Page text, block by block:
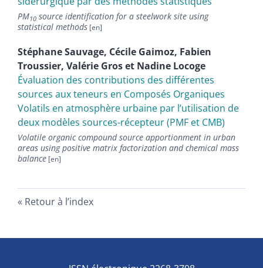
PM10 source identification for a steelwork site using
statistical methods
StéphaneSauvage, Cécile Gaimoz, Fabien
Troussier, Valérie Groset Nadine Locoge
Évaluation des contributions des différentes
sources aux teneurs en Composés Organiques
Volatils en atmosphère urbaine par l’utilisation de
deux modèles sources-récepteur (PMF et CMB)
Volatile organic compound source apportionment in urban
areas using positive matrix factorization and chemical mass
balance
Retour à l’index